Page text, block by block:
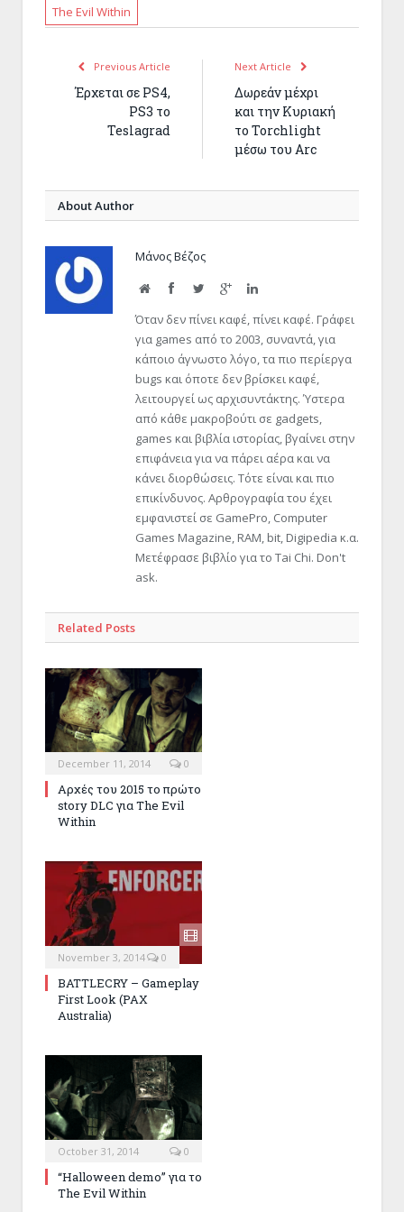
window)
The Evil Within
Previous Article
Έρχεται σε PS4,
PS3 το
Teslagrad
Next Article
Δωρεάν μέχρι
και την Κυριακή
το Torchlight
μέσω του Arc
About Author
Μάνος Βέζος
WebsiteFacebook
TwitterGoogle+LinkedIn
Όταν δεν πίνει καφέ, πίνει καφέ. Γράφει
για games από το 2003, συναντά, για
κάποιο άγνωστο λόγο, τα πιο περίεργα
bugs και όποτε δεν βρίσκει καφέ,
λειτουργεί ως αρχισυντάκτης. Ύστερα
από κάθε μακροβούτι σε gadgets,
games και βιβλία ιστορίας, βγαίνει στην
επιφάνεια για να πάρει αέρα και να
κάνει διορθώσεις. Τότε είναι και πιο
επικίνδυνος. Αρθρογραφία του έχει
εμφανιστεί σε GamePro, Computer
Games Magazine, RAM, bit, Digipedia κ.α.
Μετέφρασε βιβλίο για το Tai Chi. Don't
ask.
Related Posts
December 11, 2014 0
Αρχές του 2015 το πρώτο
story DLC για The Evil
Within
November 3, 2014 0
BATTLECRY – Gameplay
First Look (PAX
Australia)
October 31, 2014 0
“Halloween demo” για το
The Evil Within